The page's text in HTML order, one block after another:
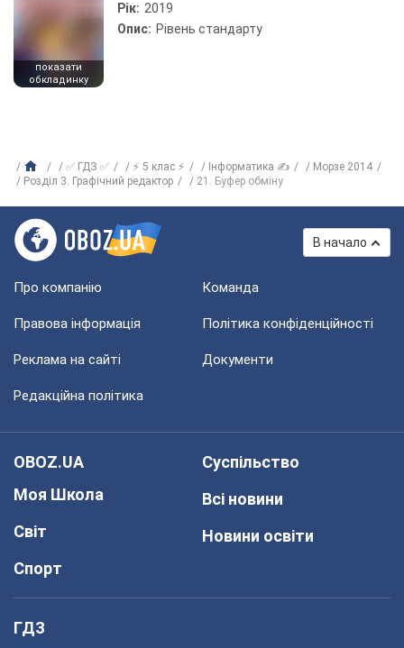
показати
обкладинку
Рік: 2019
Опис: Рівень стандарту
✅ ГДЗ ✅ ⚡ 5 клас ⚡ Інформатика ✍
Морзе 2014
Розділ 3. Графічний редактор
21. Буфер обміну
В начало
Про компанію Команда
Правова інформація Політика конфіденційності
Реклама на сайті Документи
Редакційна політика
OBOZ.UA
Моя Школа
Світ
Спорт
Суспільство
Всі новини
Новини освіти
ГДЗ